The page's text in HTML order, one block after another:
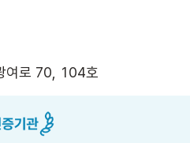
여로 70, 104호